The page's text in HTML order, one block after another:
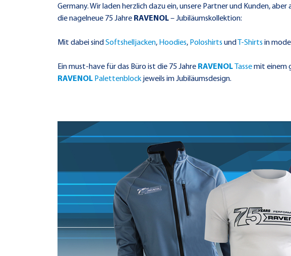
Germany. Wir laden herzlich dazu ein, unsere Partner und Kunden,
die nagelneue 75 Jahre RAVENOL– Jubiläumskollektion:
Mit dabei sind Softshelljacken, Hoodies, Poloshirts und T-Shirts in
Ein must-have für das Büro ist die 75 Jahre RAVENOL Tassemit einem
RAVENOL Palettenblock jeweils im Jubiläumsdesign.